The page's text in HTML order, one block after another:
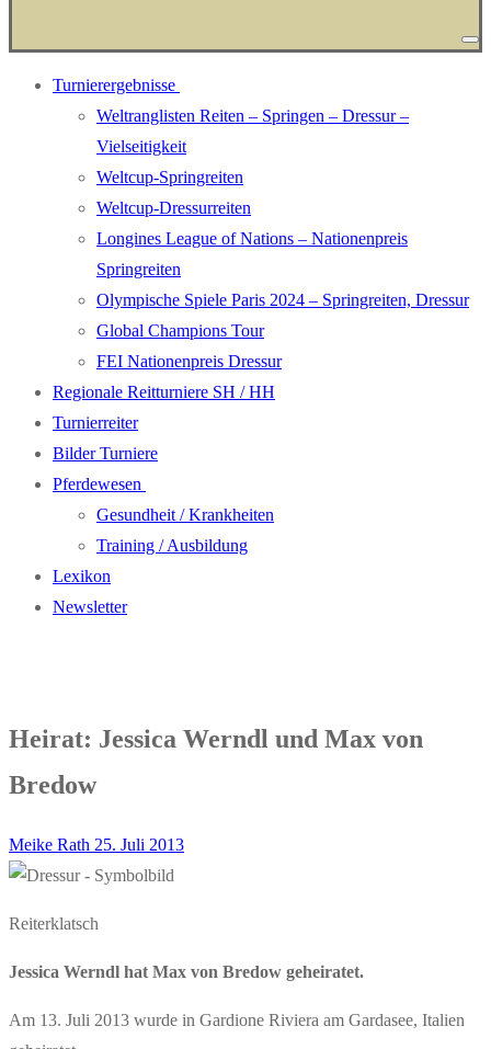
Turnierergebnisse
Weltranglisten Reiten – Springen – Dressur –
Vielseitigkeit
Weltcup-Springreiten
Weltcup-Dressurreiten
Longines League of Nations – Nationenpreis
Springreiten
Olympische Spiele Paris 2024 – Springreiten, Dressur
Global Champions Tour
FEI Nationenpreis Dressur
Regionale Reitturniere SH / HH
Turnierreiter
Bilder Turniere
Pferdewesen
Gesundheit / Krankheiten
Training / Ausbildung
Lexikon
Newsletter
Heirat: Jessica Werndl und Max von
Bredow
Meike Rath 25. Juli 2013
Reiterklatsch
Jessica Werndl hat Max von Bredow geheiratet.
Am 13. Juli 2013 wurde in Gardione Riviera am Gardasee, Italien